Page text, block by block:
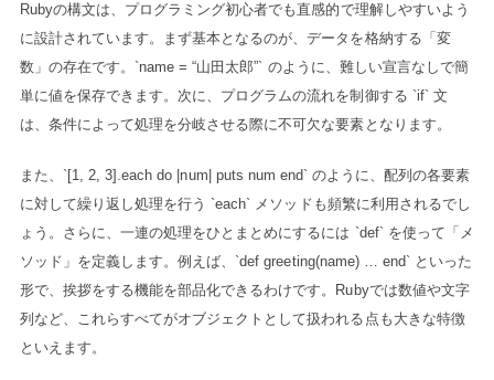
Rubyの構文は、プログラミング初心者でも直感的で理解しやすいよう
に設計されています。まず基本となるのが、データを格納する「変
数」の存在です。`name = “山田太郎”` のように、難しい宣言なしで簡
単に値を保存できます。次に、プログラムの流れを制御する `if` 文
は、条件によって処理を分岐させる際に不可欠な要素となります。
また、`[1, 2, 3].each do |num| puts num end` のように、配列の各要素
に対して繰り返し処理を行う `each` メソッドも頻繁に利用されるでし
ょう。さらに、一連の処理をひとまとめにするには `def` を使って「メ
ソッド」を定義します。例えば、`def greeting(name) … end` といった
形で、挨拶をする機能を部品化できるわけです。Rubyでは数値や文字
列など、これらすべてがオブジェクトとして扱われる点も大きな特徴
といえます。